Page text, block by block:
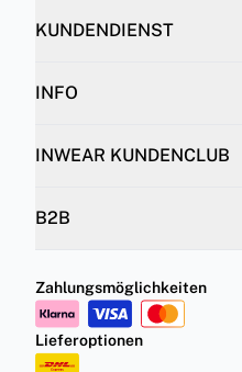
KUNDENDIENST
INFO
INWEAR KUNDENCLUB
B2B
Zahlungsmöglichkeiten
Lieferoptionen